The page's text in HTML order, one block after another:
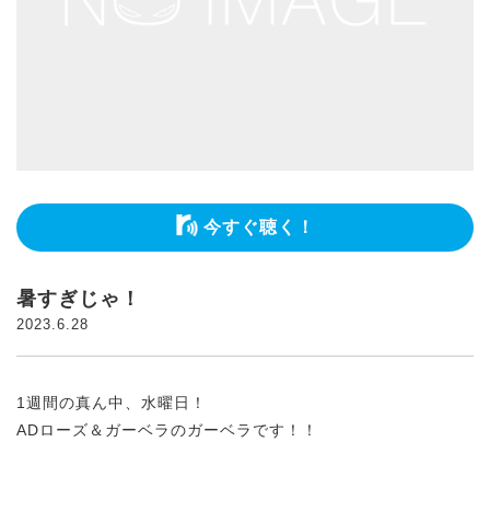
今すぐ聴く！
暑すぎじゃ！
2023.6.28
1週間の真ん中、水曜日！
ADローズ＆ガーベラのガーベラです！！